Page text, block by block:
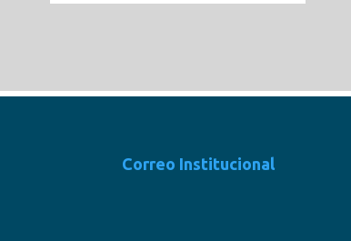
Correo Institucional